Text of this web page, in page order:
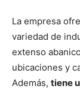
La empresa
variedad de
extenso
ubicaciones y
Además, tiene